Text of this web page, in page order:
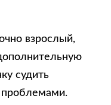
взрослый,
судить